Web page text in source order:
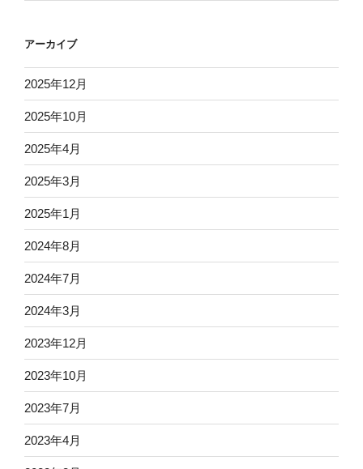
アーカイブ
2025年12月
2025年10月
2025年4月
2025年3月
2025年1月
2024年8月
2024年7月
2024年3月
2023年12月
2023年10月
2023年7月
2023年4月